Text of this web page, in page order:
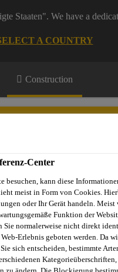
Staaten". We have a
A COUNTRY
Construction
Fliessmittel für
Center
besuchen, kann diese
meist in Form von Cookies.
oder Ihr Gerät handeln.
Funktion der
Sie normalerweise nicht direkt
Erlebnis geboten werden. Da
sich entscheiden, bestimmte
Kategorieüberschriften,